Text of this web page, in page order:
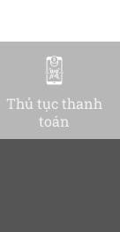
Thủ tục thanh
toán